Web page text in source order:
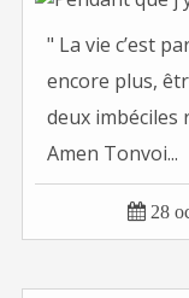
" La vie c’est
encore plus,
deux imbéciles
Amen Tonvoi...
 28